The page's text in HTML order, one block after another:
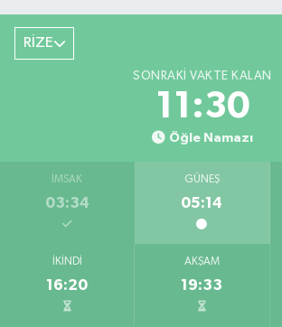
RİZE
SONRAKI VAKTE KALAN
11:29
Öğle Namazı
İMSAK
03:34
GÜNEŞ
05:14
İKINDI
16:20
AKŞAM
19:33